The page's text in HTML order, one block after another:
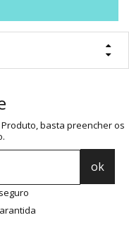
basta preencher os